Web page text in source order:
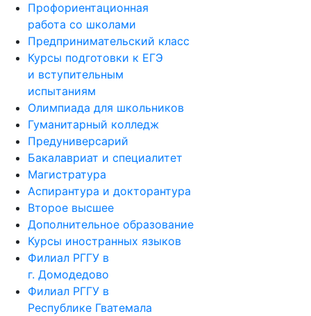
Дни открытых дверей
Профориентационная
работа со школами
Предпринимательский класс
Курсы подготовки к ЕГЭ
и вступительным
испытаниям
Олимпиада для школьников
Гуманитарный колледж
Предуниверсарий
Бакалавриат и специалитет
Магистратура
Аспирантура и докторантура
Второе высшее
Дополнительное образование
Курсы иностранных языков
Филиал РГГУ в
г. Домодедово
Филиал РГГУ в